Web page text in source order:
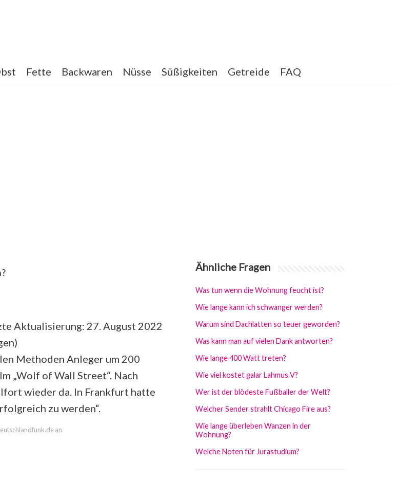
Fette Backwaren Nüsse Süßigkeiten Getreide FAQ
Aktualisierung: 27. August 2022
)
Methoden Anleger um 200
„Wolf of Wall Street“. Nach
wieder da. In Frankfurt hatte
zu werden“.
an
Ähnliche Fragen
Was tun wenn die Wohnung feucht ist?
Wie lange kann ich schwanger werden?
Warum sind Dachlatten so teuer geworden?
Was kann man auf vielen Dank antworten?
Wie lange 400 Watt treten?
Wie viel kostet galar Lahmus V?
Wer ist der blödeste Fußballer der Welt?
Welcher Sender strahlt Chicago Fire aus?
Wie lange überleben Wanzen in der
Wohnung?
Welche Noten für Jurastudium?